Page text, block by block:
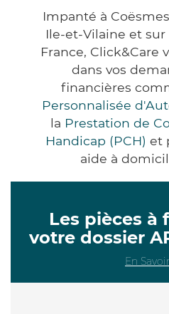
Impanté à
Ile-et-Vilaine et
France, Click&Care
dans vos
financières
Personnalisée
la Prestation de
Handicap (PCH) et
aide à
Les pièces à
votre dossier
En